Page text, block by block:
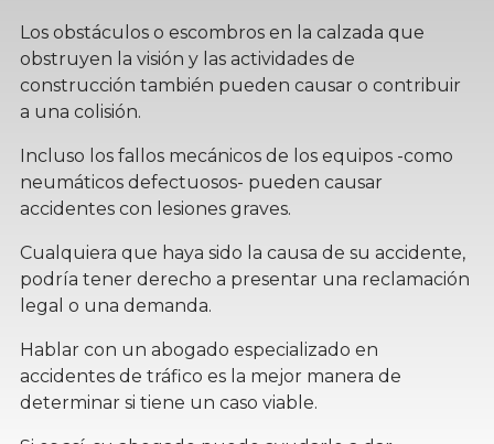
Los obstáculos o escombros en la calzada que
obstruyen la visión y las actividades de
construcción también pueden causar o contribuir
a una colisión.
Incluso los fallos mecánicos de los equipos -como
neumáticos defectuosos- pueden causar
accidentes con lesiones graves.
Cualquiera que haya sido la causa de su accidente,
podría tener derecho a presentar una reclamación
legal o una demanda.
Hablar con un abogado especializado en
accidentes de tráfico es la mejor manera de
determinar si tiene un caso viable.